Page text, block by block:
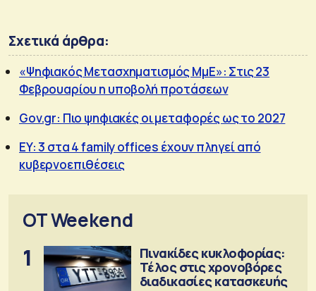
Σχετικά άρθρα:
«Ψηφιακός Μετασχηματισμός ΜμΕ»: Στις 23
Φεβρουαρίου η υποβολή προτάσεων
Gov.gr: Πιο ψηφιακές οι μεταφορές ως το 2027
ΕY: 3 στα 4 family offices έχουν πληγεί από
κυβερνοεπιθέσεις
OT Weekend
1
Πινακίδες κυκλοφορίας:
Τέλος στις χρονοβόρες
διαδικασίες κατασκευής